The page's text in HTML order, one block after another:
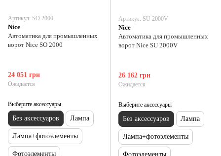
Артикул: SO 2000
Nice
Автоматика для промышленных
ворот Nice SO 2000
24 051 грн
Ожидается
Выберите аксессуары
Без аксессуаров Лампа
Лампа+фотоэлементы
Фотоэлементы
Артикул: SU 2000V
Nice
Автоматика для промышленных
ворот Nice SU 2000V
26 162 грн
Ожидается
Выберите аксессуары
Без аксессуаров Лампа
Лампа+фотоэлементы
Фотоэлементы